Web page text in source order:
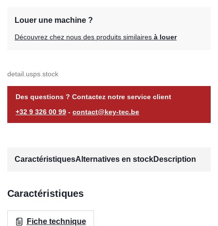
Louer une machine ?
Découvrez chez nous des produits similaires à louer
detail.usps.stock
Des questions ? Contactez notre service client
+32 9 326 00 99 - contact@key-tec.be
CaractéristiquesAlternatives en stockDescription
Caractéristiques
Fiche technique